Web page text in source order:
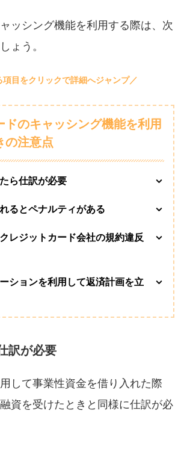
ッシング機能を利用する際は、次
ょう。
ドのキャッシング機能を利用
の注意点
ら仕訳が必要
るとペナルティがある
レジットカード会社の規約違反
ションを利用して返済計画を立
訳が必要
して事業性資金を借り入れた際
資を受けたときと同様に仕訳が必